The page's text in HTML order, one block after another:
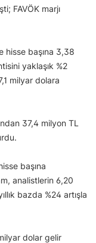
FAVÖK marjı
hisse başına 3,38
yaklaşık %2
milyar dolara
37,4 milyon TL
başına
analistlerin 6,20
bazda %24 artışla
dolar gelir